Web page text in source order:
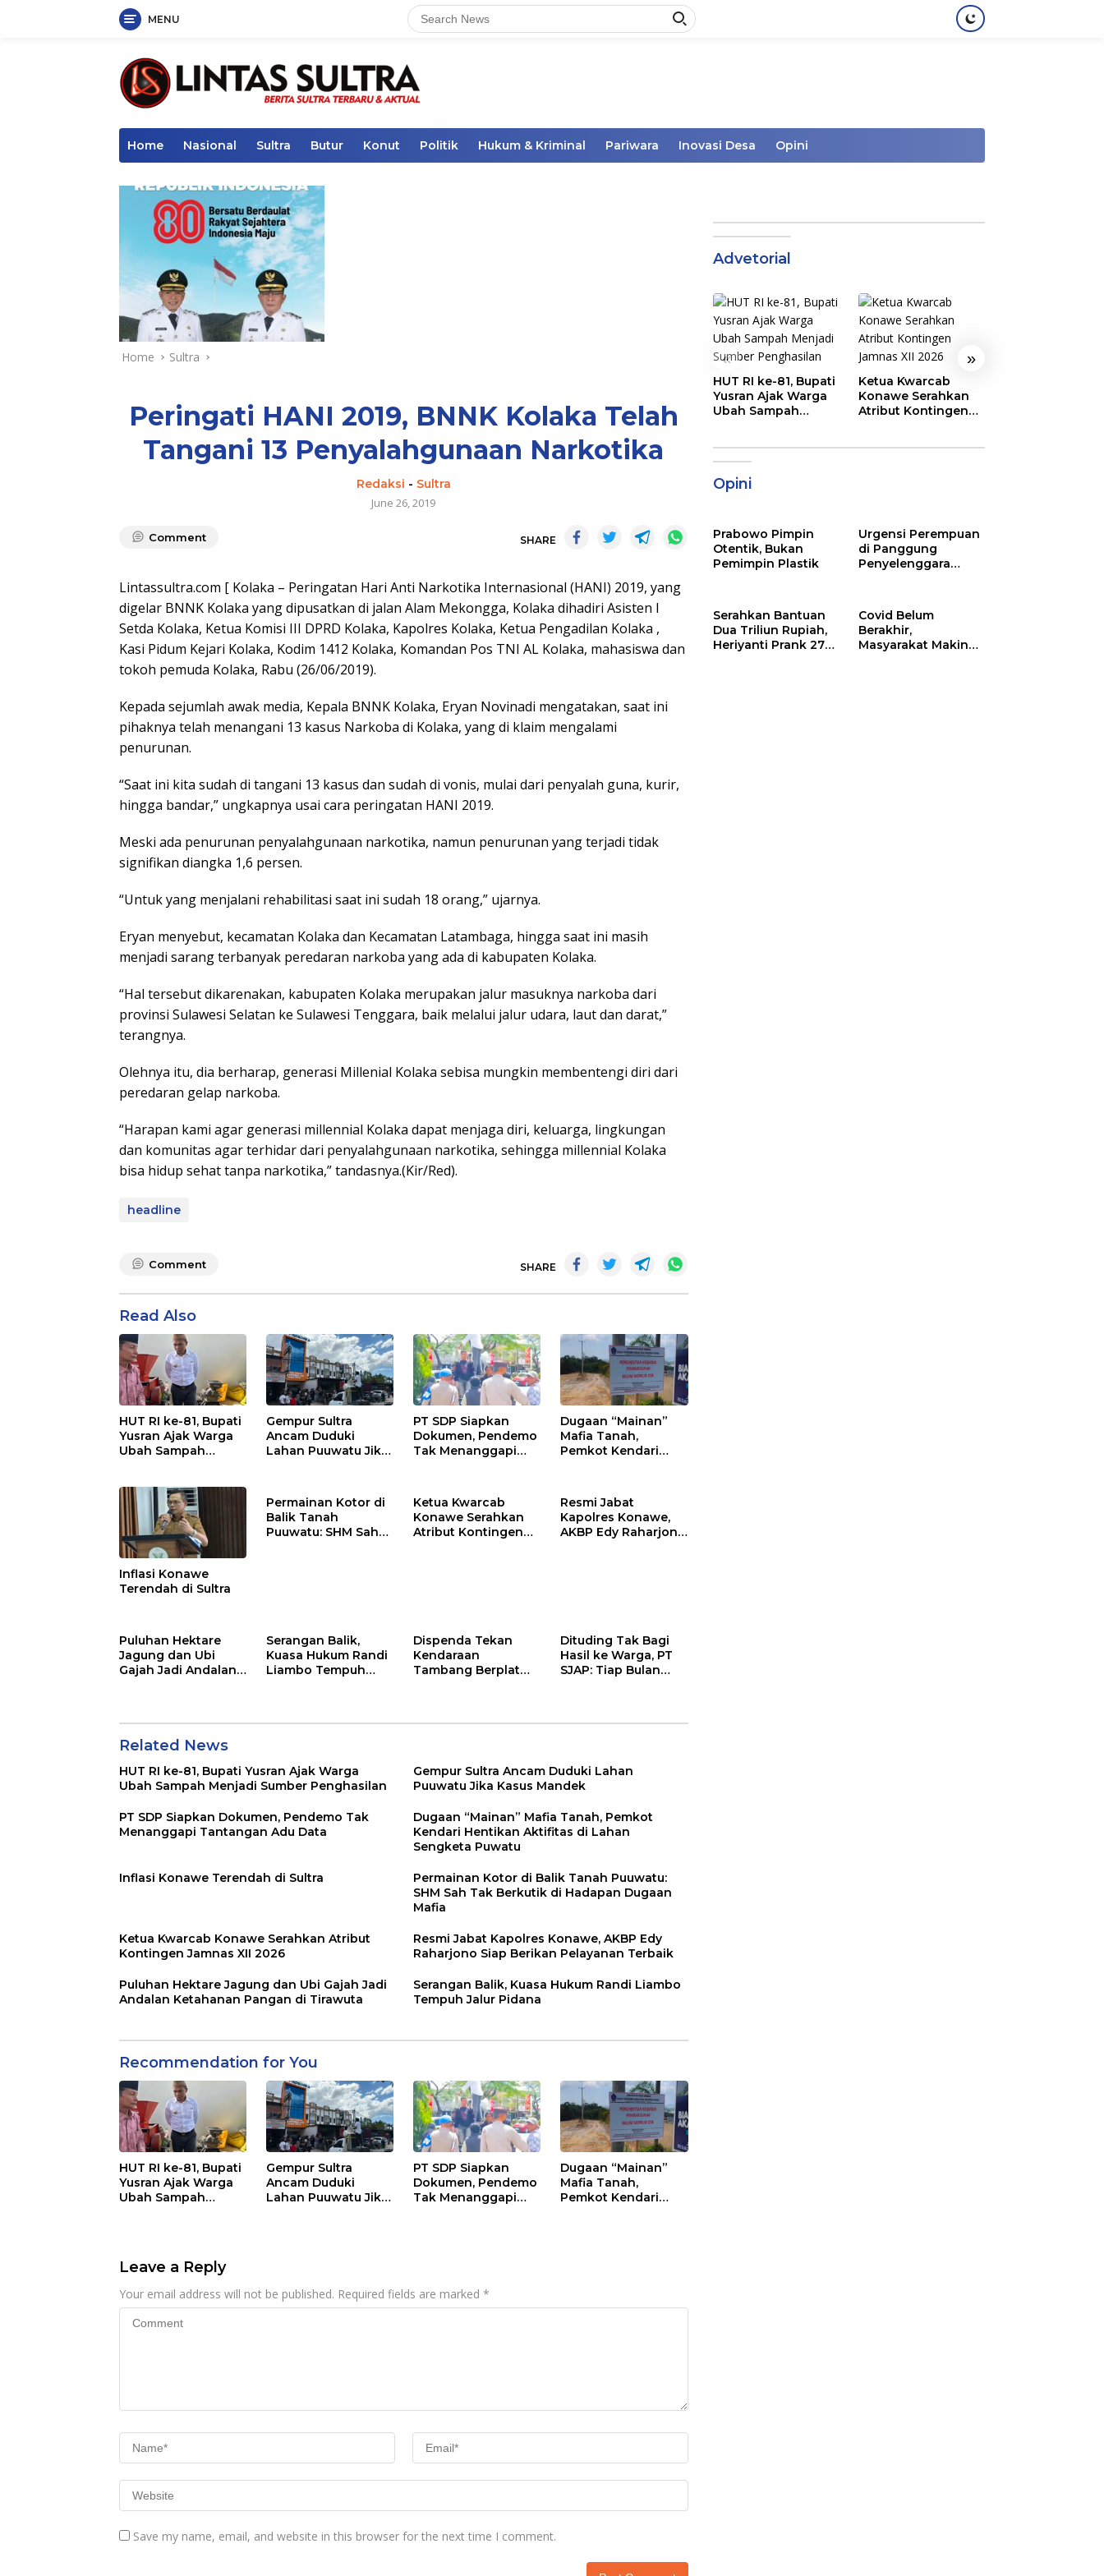
MENU
Home Nasional Sultra Butur Konut Politik Hukum & Kriminal Pariwara Inovasi Desa Opini
Home Sultra
Peringati HANI 2019, BNNK Kolaka Telah
Tangani 13 Penyalahgunaan Narkotika
Redaksi - Sultra
June 26, 2019
Comment SHARE
Lintassultra.com [ Kolaka – Peringatan Hari Anti Narkotika Internasional (HANI) 2019, yang
digelar BNNK Kolaka yang dipusatkan di jalan Alam Mekongga, Kolaka dihadiri Asisten I
Setda Kolaka, Ketua Komisi III DPRD Kolaka, Kapolres Kolaka, Ketua Pengadilan Kolaka ,
Kasi Pidum Kejari Kolaka, Kodim 1412 Kolaka, Komandan Pos TNI AL Kolaka, mahasiswa dan
tokoh pemuda Kolaka, Rabu (26/06/2019).
Kepada sejumlah awak media, Kepala BNNK Kolaka, Eryan Novinadi mengatakan, saat ini
pihaknya telah menangani 13 kasus Narkoba di Kolaka, yang di klaim mengalami
penurunan.
“Saat ini kita sudah di tangani 13 kasus dan sudah di vonis, mulai dari penyalah guna, kurir,
hingga bandar,” ungkapnya usai cara peringatan HANI 2019.
Meski ada penurunan penyalahgunaan narkotika, namun penurunan yang terjadi tidak
signifikan diangka 1,6 persen.
“Untuk yang menjalani rehabilitasi saat ini sudah 18 orang,” ujarnya.
Eryan menyebut, kecamatan Kolaka dan Kecamatan Latambaga, hingga saat ini masih
menjadi sarang terbanyak peredaran narkoba yang ada di kabupaten Kolaka.
“Hal tersebut dikarenakan, kabupaten Kolaka merupakan jalur masuknya narkoba dari
provinsi Sulawesi Selatan ke Sulawesi Tenggara, baik melalui jalur udara, laut dan darat,”
terangnya.
Olehnya itu, dia berharap, generasi Millenial Kolaka sebisa mungkin membentengi diri dari
peredaran gelap narkoba.
“Harapan kami agar generasi millennial Kolaka dapat menjaga diri, keluarga, lingkungan
dan komunitas agar terhidar dari penyalahgunaan narkotika, sehingga millennial Kolaka
bisa hidup sehat tanpa narkotika,” tandasnya.(Kir/Red).
headline
Comment SHARE
Read Also
HUT RI ke-81, Bupati
Yusran Ajak Warga
Ubah Sampah
Gempur Sultra
Ancam Duduki
Lahan Puuwatu Jika
PT SDP Siapkan
Dokumen, Pendemo
Tak Menanggapi
Dugaan “Mainan”
Mafia Tanah,
Pemkot Kendari
Puwatu
Inflasi Konawe
Terendah di Sultra
Permainan Kotor di
Balik Tanah
Puuwatu: SHM Sah
Ketua Kwarcab
Konawe Serahkan
Atribut Kontingen
Resmi Jabat
Kapolres Konawe,
AKBP Edy Raharjono
Puluhan Hektare
Jagung dan Ubi
Gajah Jadi Andalan
Serangan Balik,
Kuasa Hukum Randi
Liambo Tempuh
Dispenda Tekan
Kendaraan
Tambang Berplat
Dituding Tak Bagi
Hasil ke Warga, PT
SJAP: Tiap Bulan
Related News
HUT RI ke-81, Bupati Yusran Ajak Warga
Ubah Sampah Menjadi Sumber Penghasilan
Gempur Sultra Ancam Duduki Lahan
Puuwatu Jika Kasus Mandek
PT SDP Siapkan Dokumen, Pendemo Tak
Menanggapi Tantangan Adu Data
Dugaan “Mainan” Mafia Tanah, Pemkot
Kendari Hentikan Aktifitas di Lahan
Sengketa Puwatu
Inflasi Konawe Terendah di Sultra
Permainan Kotor di Balik Tanah Puuwatu:
SHM Sah Tak Berkutik di Hadapan Dugaan
Mafia
Ketua Kwarcab Konawe Serahkan Atribut
Kontingen Jamnas XII 2026
Resmi Jabat Kapolres Konawe, AKBP Edy
Raharjono Siap Berikan Pelayanan Terbaik
Puluhan Hektare Jagung dan Ubi Gajah Jadi
Andalan Ketahanan Pangan di Tirawuta
Serangan Balik, Kuasa Hukum Randi Liambo
Tempuh Jalur Pidana
Recommendation for You
HUT RI ke-81, Bupati
Yusran Ajak Warga
Ubah Sampah
Gempur Sultra
Ancam Duduki
Lahan Puuwatu Jika
PT SDP Siapkan
Dokumen, Pendemo
Tak Menanggapi
Dugaan “Mainan”
Mafia Tanah,
Pemkot Kendari
Leave a Reply
Your email address will not be published. Required fields are marked *
Save my name, email, and website in this browser for the next time I comment.
Advetorial
« »
HUT RI ke-81, Bupati
Yusran Ajak Warga
Ubah Sampah
Ketua Kwarcab
Konawe Serahkan
Atribut Kontingen
Opini
Prabowo Pimpin
Otentik, Bukan
Pemimpin Plastik
Urgensi Perempuan
di Panggung
Penyelenggara
Serahkan Bantuan
Dua Triliun Rupiah,
Heriyanti Prank 270
Covid Belum
Berakhir,
Masyarakat Makin